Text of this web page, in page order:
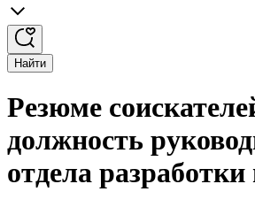
Найти
Резюме
должность
отдела